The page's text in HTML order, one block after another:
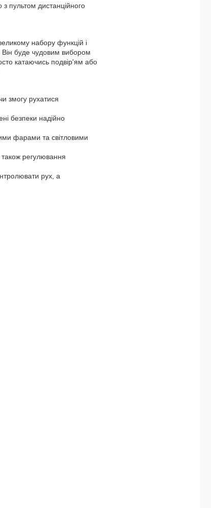
пультом дистанційного
набору функцій і
Він буде чудовим вибором
катаючись подвір'ям або
змогу рухатися
безпеки надійно
фарами та світловими
регулювання
рух, а